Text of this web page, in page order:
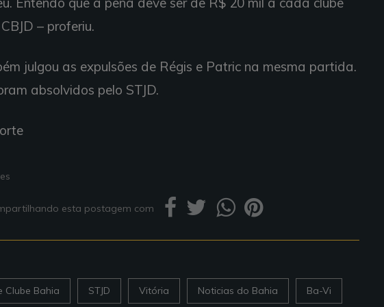
– proferiu.
julgou as expulsões de Régis e Patric na mesma partida.
absolvidos pelo STJD.
esta postagem com
Clube Bahia STJD Vitória Noticias do Bahia Ba-Vi